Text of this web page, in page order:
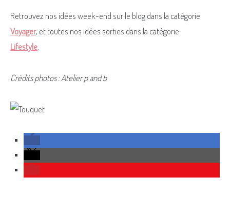
Retrouvez nos idées week-end sur le blog dans la catégorie
Voyager, et toutes nos idées sorties dans la catégorie
Lifestyle
Crédits photos : Atelier p and b